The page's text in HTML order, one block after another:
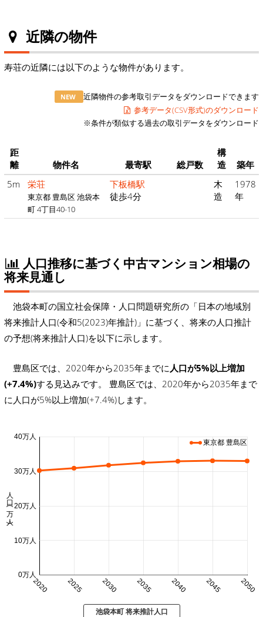
近隣の物件
寿荘の近隣には以下のような物件があります。
NEW
近隣物件の参考取引データをダウンロードできます
参考データ(CSV形式)のダウンロード
※条件が類似する過去の取引データをダウンロード
距
離
物件名 最寄駅 総戸数
構
造
築年
5m
栄荘
東京都 豊島区 池袋本
町 4丁目40-10
下板橋駅
徒歩4分
木
造
1978
年
人口推移に基づく中古マンション相場の
将来見通し
池袋本町の国立社会保障・人口問題研究所の「日本の地域別
将来推計人口(令和5(2023)年推計)」に基づく、将来の人口推計
の予想(将来推計人口)を以下に示します。
豊島区では、2020年から2035年までに 人口が5%以上増加
(+7.4%)する見込みです。 豊島区では、2020年から2035年まで
に人口が5%以上増加(+7.4%)します。
2020 2025 2030 2035 2040 2045 2050
0万人
10万人
20万人
30万人
40万人
人口 (万人)
東京都 豊島区
池袋本町 将来推計人口